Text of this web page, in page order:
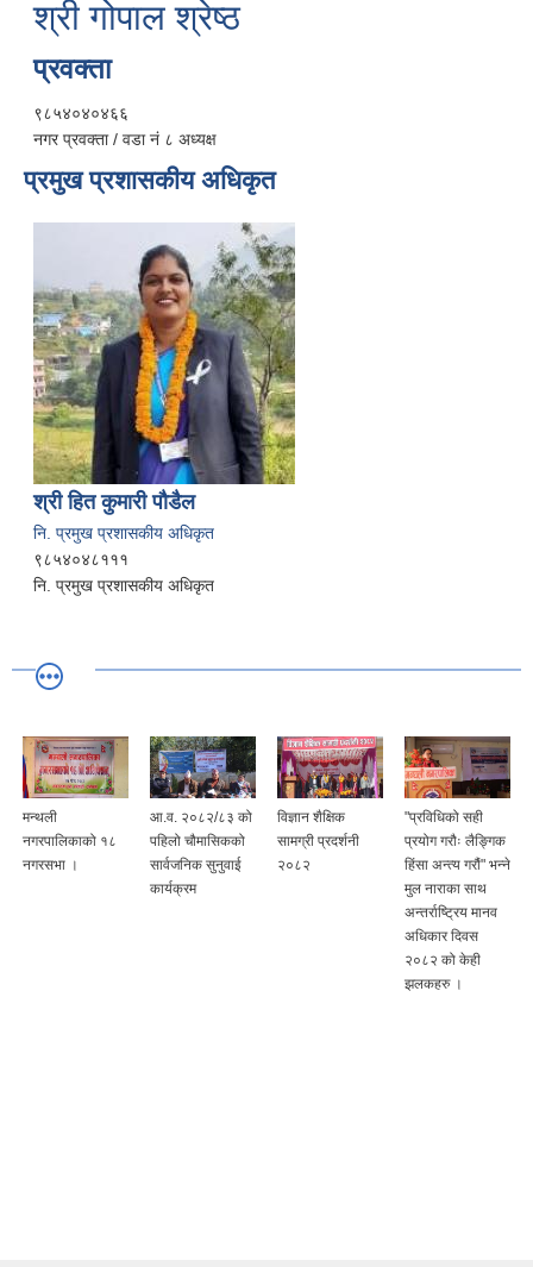
श्री गोपाल श्रेष्ठ
प्रवक्ता
९८५४०४०४६६
नगर प्रवक्ता / वडा नं ८ अध्यक्ष
प्रमुख प्रशासकीय अधिकृत
श्री हित कुमारी पौडैल
नि. प्रमुख प्रशासकीय अधिकृत
९८५४०४८१११
नि. प्रमुख प्रशासकीय अधिकृत
आ.व. २०८२/८३ को
पहिलो चौमासिकको
सार्वजनिक सुनुवाई
विज्ञान शैक्षिक
सामग्री प्रदर्शनी
२०८२
"प्रविधिको सही
प्रयोग गरौः लैङ्गिक
हिंसा अन्त्य गरौं" भन्ने
१७ औ नगर सभा
कार्यक्रम मिति
२०८२/०३/१६ गते ।